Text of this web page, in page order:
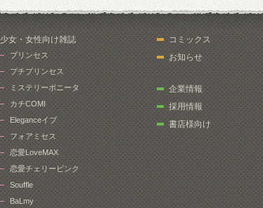
少女・女性向け雑誌
プリンセス
プチプリンセス
ミステリーボニータ
カチCOMI
Eleganceイブ
フォアミセス
恋愛LoveMAX
恋愛チェリーピンク
Souffle
BaLmy
コミックス
お知らせ
企業情報
採用情報
書店様向け